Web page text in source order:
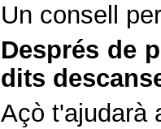
Un consell
Després de
dits
Açò t'ajudarà